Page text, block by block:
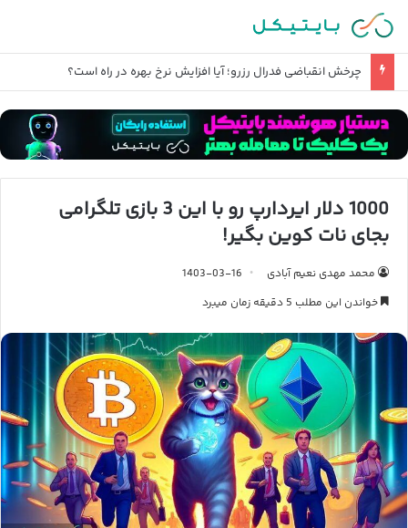
قیمت طلا تا آخر سال ۱۴۰۵ چند میشود؟
1000 دلار ایردارپ رو با این 3 بازی تلگرامی
بجای نات کوین بگیر!
محمد مهدی نعیم آبادی
1403-03-16
خواندن این مطلب 5 دقیقه زمان میبرد